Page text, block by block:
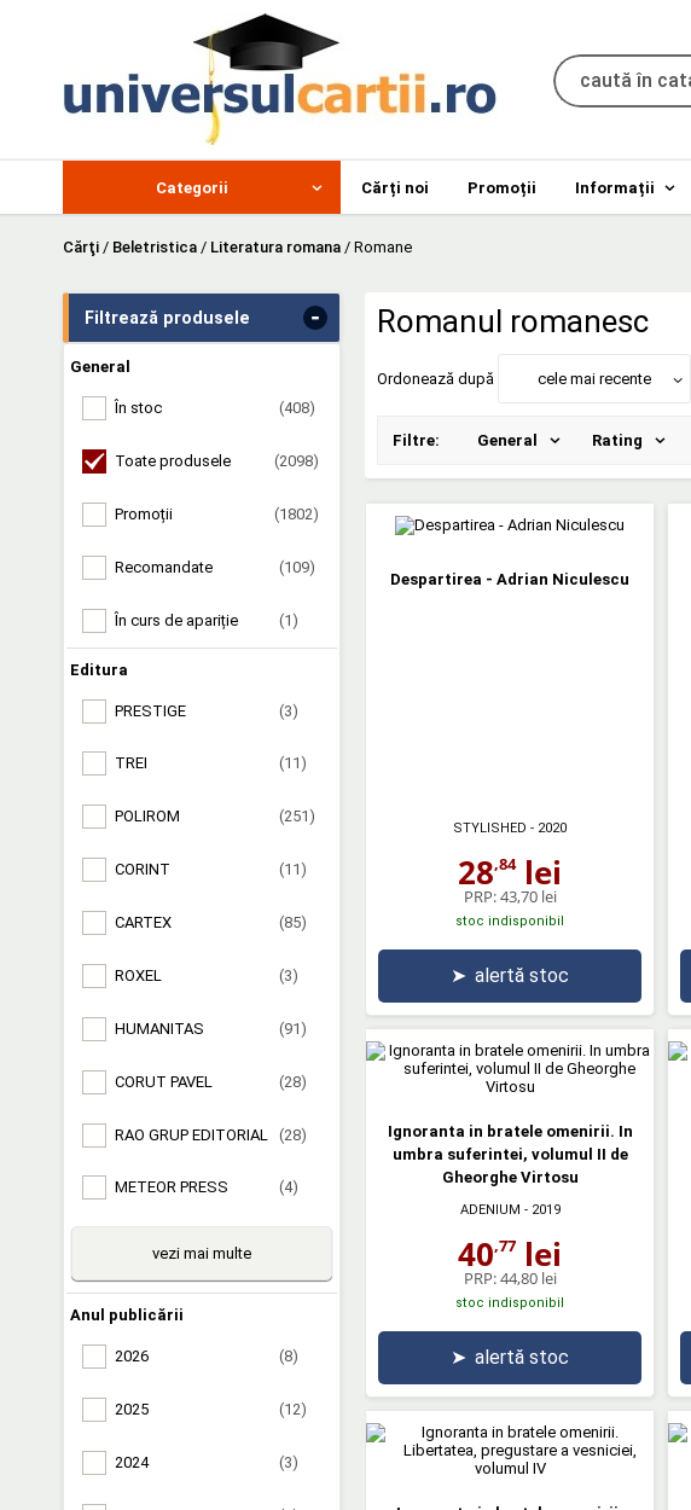
Categorii Cărți noi Promoții Informații
Cărţi / Beletristica / Literatura romana / Romane
Filtrează produsele -
General
În stoc (408)
Toate produsele (2098)
Promoții (1802)
Recomandate (109)
În curs de apariție (1)
Editura
PRESTIGE (3)
TREI (11)
POLIROM (251)
CORINT (11)
CARTEX (85)
ROXEL (3)
HUMANITAS (91)
CORUT PAVEL (28)
RAO GRUP EDITORIAL (28)
METEOR PRESS (4)
vezi mai multe
Anul publicării
2026 (8)
2025 (12)
2024 (3)
Romanul romanesc
Ordonează după cele mai recente
Filtre: General Rating
Despartirea - Adrian Niculescu
STYLISHED - 2020
28,84lei
PRP:43,70 lei
stoc indisponibil
➤ alertă stoc
Ignoranta in bratele omenirii. In
umbra suferintei, volumul II de
Gheorghe Virtosu
ADENIUM - 2019
40,77 lei
PRP:44,80 lei
stoc indisponibil
➤ alertă stoc